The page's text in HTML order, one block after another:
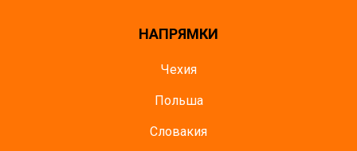
НАПРЯМКИ
Чехия
Польша
Словакия